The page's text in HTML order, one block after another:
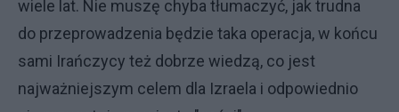
wiele lat. Nie muszę chyba tłumaczyć, jak trudna
do przeprowadzenia będzie taka operacja, w końcu
sami Irańczycy też dobrze wiedzą, co jest
najważniejszym celem dla Izraela i odpowiednio